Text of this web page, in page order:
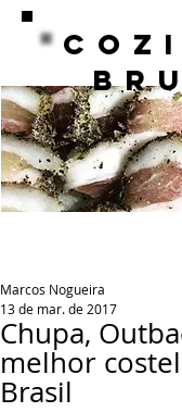
Chupa,
melhor
Brasil
Marcos Nogueira
13 de mar. de 2017